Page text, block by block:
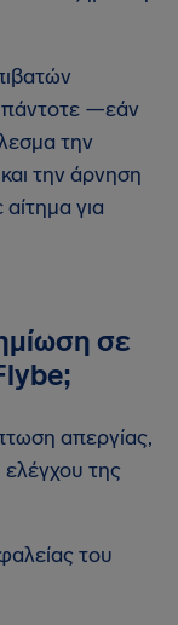
—εάν
την
την άρνηση
για
σε
απεργίας,
ελέγχου της
του